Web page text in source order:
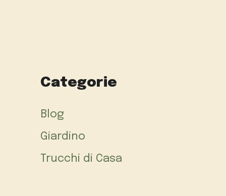
Categorie
Blog
Giardino
Trucchi di Casa